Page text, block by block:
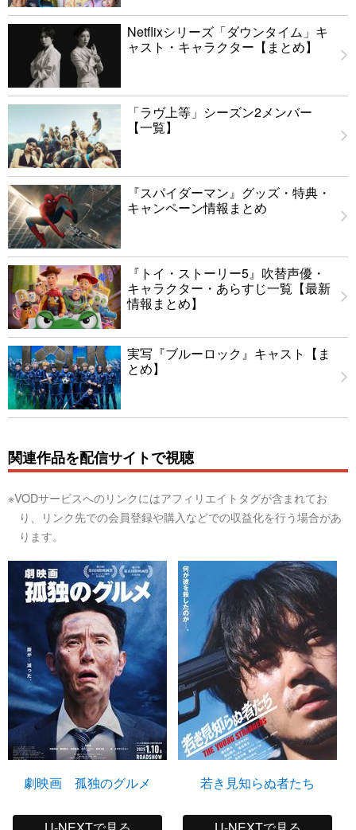
Netflixシリーズ「ダウンタイム」キ
ャスト・キャラクター【まとめ】
「ラヴ上等」シーズン2メンバー
【一覧】
『スパイダーマン』グッズ・特典・
キャンペーン情報まとめ
『トイ・ストーリー5』吹替声優・
キャラクター・あらすじ一覧【最新
情報まとめ】
実写『ブルーロック』キャスト【ま
とめ】
関連作品を配信サイトで視聴
※VODサービスへのリンクにはアフィリエイトタグが含まれてお
り、リンク先での会員登録や購入などでの収益化を行う場合があ
ります。
劇映画 孤独のグルメ 若き見知らぬ者たち